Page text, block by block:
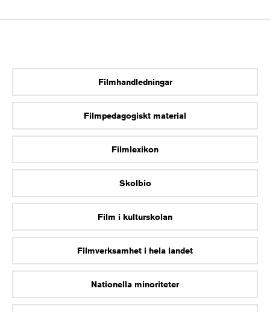
Filmhandledningar
Filmpedagogiskt material
Filmlexikon
Skolbio
Film i kulturskolan
Filmverksamhet i hela landet
Nationella minoriteter